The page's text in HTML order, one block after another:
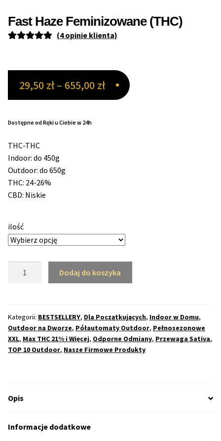
Odporne Odmiany
Regularne
Przewaga Sativa
100% Indica
100% Sativa
50% Indica i 50% Sativa
Mix Paczki i Zestawy
Duże Oryginalne Opakowania
TOP 10 Indoor
TOP 10 Outdoor
Fajki Wodne
Inne Akcesoria
Fast Haze Feminizowane (THC)
podstawie
ocen
(4opinie klienta)
29,50 zł – 655,00 złZakres
cen:
Dostępne od Ręki u Ciebie w 24h
THC-THC
Indoor: do 450g
Outdoor: do 650g
THC: 24-26%
CBD: Niskie
ilość
(THC)
Dodaj do koszyka
Kategorii: BESTSELLERY, Dla Początkujących, Indoor w Domu,
Outdoor na Dworze, Półautomaty Outdoor, Pełnosezonowe
XXL, Max THC 21% i Więcej, Odporne Odmiany, Przewaga Sativa,
TOP 10 Outdoor, Nasze Firmowe Produkty
Opis
Informacje dodatkowe